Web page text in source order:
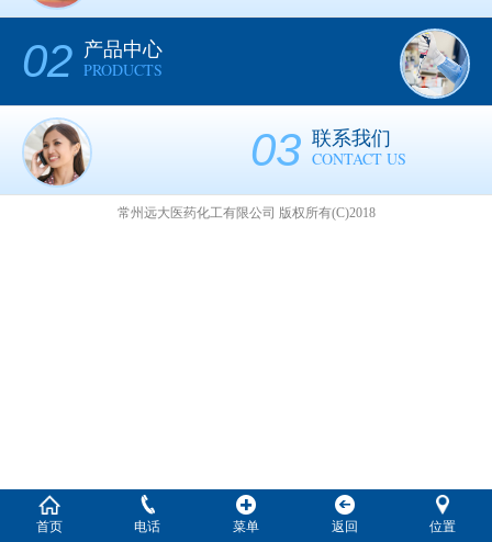
02 产品中心
PRODUCTS
03 联系我们
CONTACT US
常州远大医药化工有限公司 版权所有(C)2018
首页 电话 菜单 返回 位置